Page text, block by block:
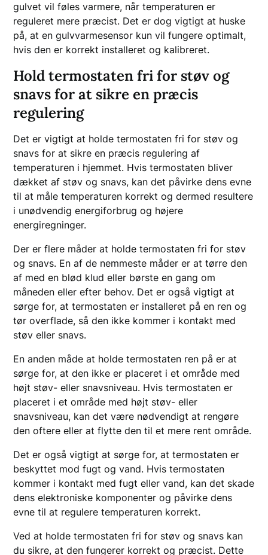
gulvet vil føles varmere, når temperaturen er
reguleret mere præcist. Det er dog vigtigt at huske
på, at en gulvvarmesensor kun vil fungere optimalt,
hvis den er korrekt installeret og kalibreret.
Hold termostaten fri for støv og
snavs for at sikre en præcis
regulering
Det er vigtigt at holde termostaten fri for støv og
snavs for at sikre en præcis regulering af
temperaturen i hjemmet. Hvis termostaten bliver
dækket af støv og snavs, kan det påvirke dens evne
til at måle temperaturen korrekt og dermed resultere
i unødvendig energiforbrug og højere
energiregninger.
Der er flere måder at holde termostaten fri for støv
og snavs. En af de nemmeste måder er at tørre den
af med en blød klud eller børste en gang om
måneden eller efter behov. Det er også vigtigt at
sørge for, at termostaten er installeret på en ren og
tør overflade, så den ikke kommer i kontakt med
støv eller snavs.
En anden måde at holde termostaten ren på er at
sørge for, at den ikke er placeret i et område med
højt støv- eller snavsniveau. Hvis termostaten er
placeret i et område med højt støv- eller
snavsniveau, kan det være nødvendigt at rengøre
den oftere eller at flytte den til et mere rent område.
Det er også vigtigt at sørge for, at termostaten er
beskyttet mod fugt og vand. Hvis termostaten
kommer i kontakt med fugt eller vand, kan det skade
dens elektroniske komponenter og påvirke dens
evne til at regulere temperaturen korrekt.
Ved at holde termostaten fri for støv og snavs kan
du sikre, at den fungerer korrekt og præcist. Dette